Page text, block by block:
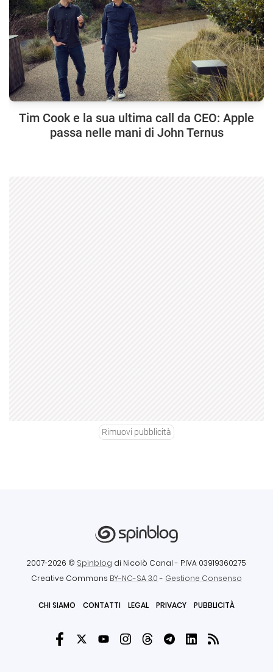
Tim Cook e la sua ultima call da CEO: Apple
passa nelle mani di John Ternus
Rimuovi pubblicità
2007-2026 © Spinblog di Nicolò Canal - P.IVA 03919360275
Creative Commons BY-NC-SA 3.0- Gestione Consenso
CHI SIAMO CONTATTI LEGAL PRIVACY PUBBLICITÀ